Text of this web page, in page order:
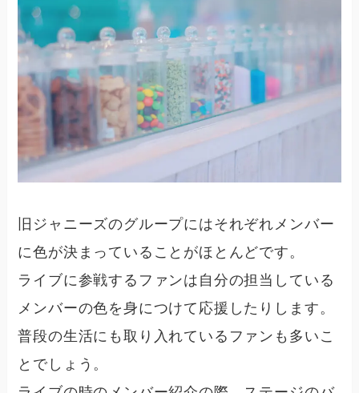
旧ジャニーズのグループにはそれぞれメンバー
に色が決まっていることがほとんどです。
ライブに参戦するファンは自分の担当している
メンバーの色を身につけて応援したりします。
普段の生活にも取り入れているファンも多いこ
とでしょう。